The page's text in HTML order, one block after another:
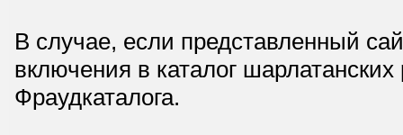
В случае, если представленный
включения в каталог
Фраудкаталога.